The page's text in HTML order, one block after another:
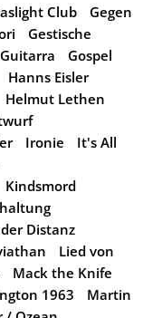
Club
Gegen
Gestische
Gospel
Hanns Eisler
Helmut Lethen
Ironie
It's All
Kindsmord
Distanz
Lied von
Mack the Knife
1963
Martin